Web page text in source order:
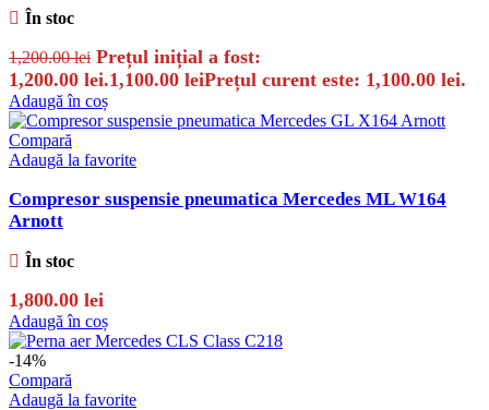
În stoc
1,200.00lei Prețul inițial a fost:
1,200.00 lei.1,100.00 leiPrețul curent este: 1,100.00 lei.
Adaugă în coș
Compară
Adaugă la favorite
Compresor suspensie pneumatica Mercedes ML W164
Arnott
În stoc
1,800.00 lei
Adaugă în coș
-14%
Compară
Adaugă la favorite